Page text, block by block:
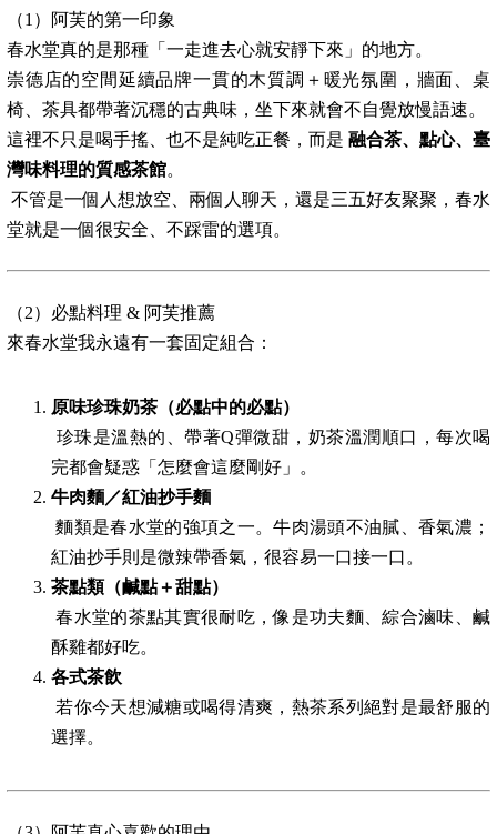
（1）阿芙的第一印象
春水堂真的是那種「一走進去心就安靜下來」的地方。
崇德店的空間延續品牌一貫的木質調＋暖光氛圍，牆面、桌
椅、茶具都帶著沉穩的古典味，坐下來就會不自覺放慢語速。
這裡不只是喝手搖、也不是純吃正餐，而是 融合茶、點心、臺
灣味料理的質感茶館。
不管是一個人想放空、兩個人聊天，還是三五好友聚聚，春水
堂就是一個很安全、不踩雷的選項。
（2）必點料理 & 阿芙推薦
來春水堂我永遠有一套固定組合：
原味珍珠奶茶（必點中的必點）
珍珠是溫熱的、帶著Q彈微甜，奶茶溫潤順口，每次喝
完都會疑惑「怎麼會這麼剛好」。
牛肉麵／紅油抄手麵
麵類是春水堂的強項之一。牛肉湯頭不油膩、香氣濃；
紅油抄手則是微辣帶香氣，很容易一口接一口。
茶點類（鹹點＋甜點）
春水堂的茶點其實很耐吃，像是功夫麵、綜合滷味、鹹
酥雞都好吃。
各式茶飲
若你今天想減糖或喝得清爽，熱茶系列絕對是最舒服的
選擇。